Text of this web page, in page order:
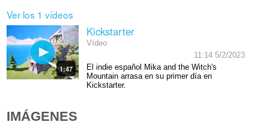
Ver los 1 vídeos
1:47
Kickstarter
Vídeo
11:14 5/2/2023
El indie español Mika and the Witch's
Mountain arrasa en su primer día en
Kickstarter.
IMÁGENES